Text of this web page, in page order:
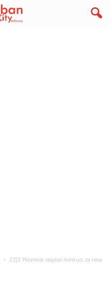
ZZJZ Požarevac raspisao konkurs za nova